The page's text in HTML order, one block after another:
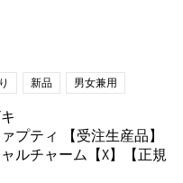
新品 男女兼用
プティ 【受注生産品】
ルチャーム【X】【正規